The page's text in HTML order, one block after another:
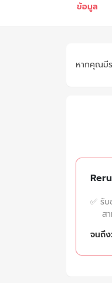
ข้อมูล
หากคุณมี
✅ รั
สา
จนถึ